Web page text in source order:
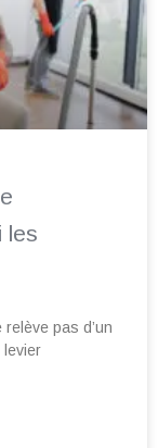
les
pas d’un
levier